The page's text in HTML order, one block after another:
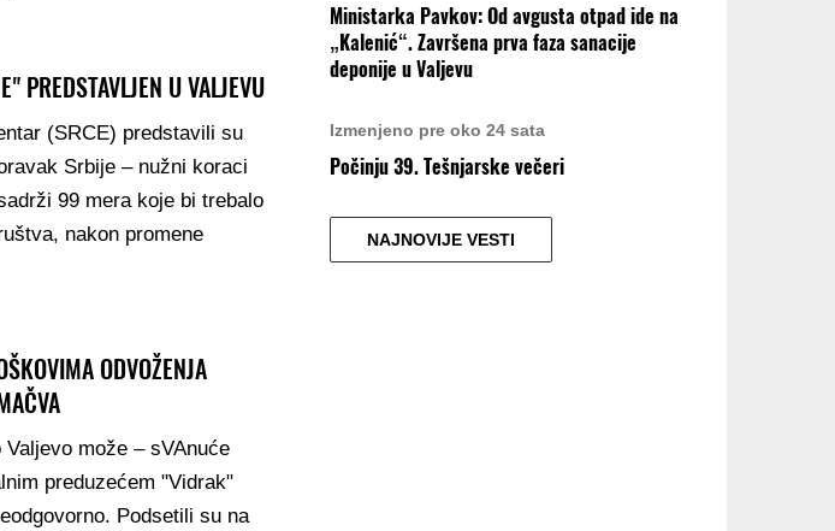
PREDSTAVLJEN U VALJEVU
(SRCE) predstavili su
Srbije – nužni koraci
99 mera koje bi trebalo
nakon promene
ODVOŽENJA
može – sVAnuće
preduzećem "Vidrak"
Podsetili su na
Ministarka Pavkov: Od avgusta otpad ide na
„Kalenić“. Završena prva faza sanacije
deponije u Valjevu
Izmenjeno pre oko 24 sata
Počinju 39. Tešnjarske večeri
NAJNOVIJE VESTI